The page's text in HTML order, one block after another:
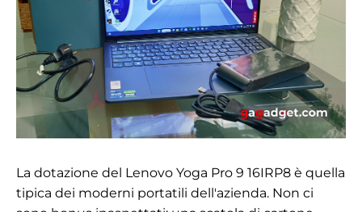
La dotazione del Lenovo Yoga Pro 9 16IRP8 è quella
tipica dei moderni portatili dell'azienda. Non ci